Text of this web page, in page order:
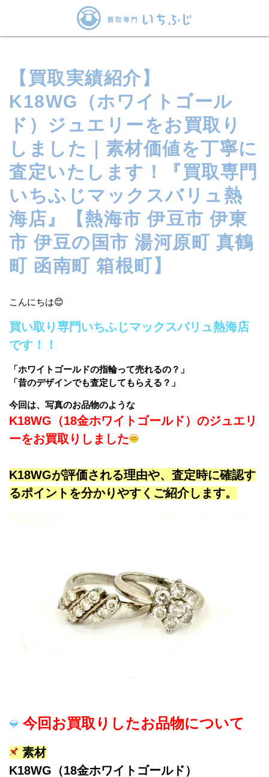
【買取実績紹介】
K18WG（ホワイトゴール
ド）ジュエリーをお買取り
しました｜素材価値を丁寧に
査定いたします！『買取専門
いちふじマックスバリュ熱
海店』【熱海市 伊豆市 伊東
市 伊豆の国市 湯河原町 真鶴
町 函南町 箱根町】
こんにちは😊
買い取り専門いちふじマックスバリュ熱海店
です！！
「ホワイトゴールドの指輪って売れるの？」
「昔のデザインでも査定してもらえる？」
今回は、写真のお品物のような
K18WG（18金ホワイトゴールド）のジュエリ
ーをお買取りしました
K18WGが評価される理由や、査定時に確認す
るポイントを分かりやすくご紹介します。
今回お買取りしたお品物について
素材
K18WG（18金ホワイトゴールド）